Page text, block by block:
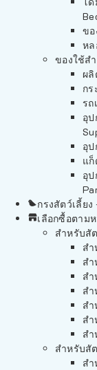
ขอ
หล
ของใช้ส
ผ
กร
รถ
อุ
อุ
แก็
อุ
กรงสัตว์เลี้ย
เลือกซื้อตาม
สำหรับสั
ส
ส
สำ
สำ
ส
สำ
ส
สำหรับสั
สำ